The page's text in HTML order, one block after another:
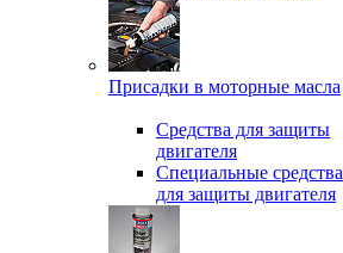
Присадки в моторные масла
Средства для защиты
двигателя
Специальныe средства
для защиты двигателя